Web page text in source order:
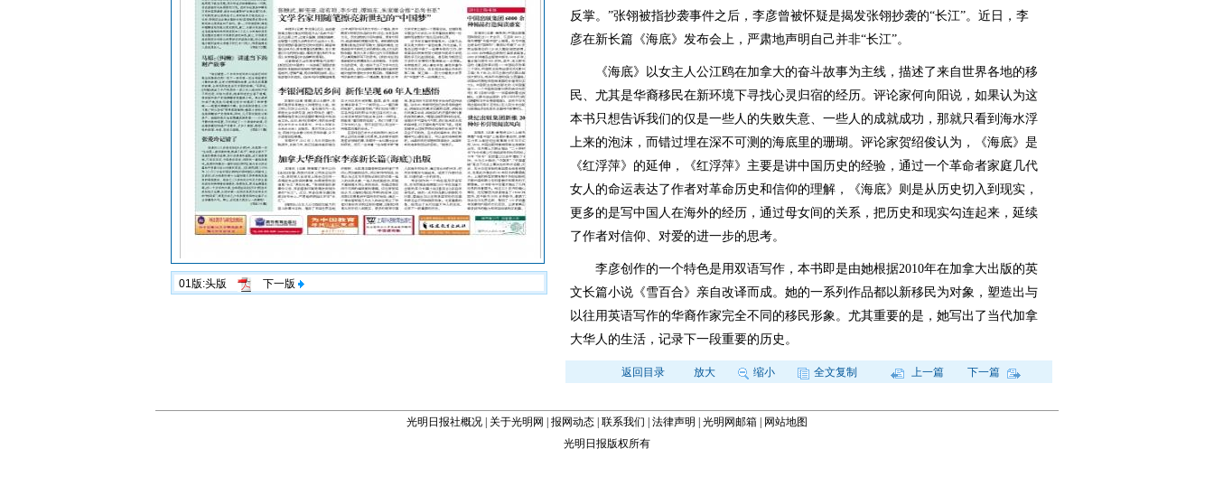
01版:头版 下一版
反掌。”张翎被指抄袭事件之后，李彦曾被怀疑是揭发张翎抄袭的“长江”。近日，李
彦在新长篇《海底》发布会上，严肃地声明自己并非“长江”。
《海底》以女主人公江鸥在加拿大的奋斗故事为主线，描述了来自世界各地的移
民、尤其是华裔移民在新环境下寻找心灵归宿的经历。评论家何向阳说，如果认为这
本书只想告诉我们的仅是一些人的失败失意、一些人的成就成功，那就只看到海水浮
上来的泡沫，而错过埋在深不可测的海底里的珊瑚。评论家贺绍俊认为，《海底》是
《红浮萍》的延伸，《红浮萍》主要是讲中国历史的经验，通过一个革命者家庭几代
女人的命运表达了作者对革命历史和信仰的理解，《海底》则是从历史切入到现实，
更多的是写中国人在海外的经历，通过母女间的关系，把历史和现实勾连起来，延续
了作者对信仰、对爱的进一步的思考。
李彦创作的一个特色是用双语写作，本书即是由她根据2010年在加拿大出版的英
文长篇小说《雪百合》亲自改译而成。她的一系列作品都以新移民为对象，塑造出与
以往用英语写作的华裔作家完全不同的移民形象。尤其重要的是，她写出了当代加拿
大华人的生活，记录下一段重要的历史。
返回目录 放大 缩小 全文复制 上一篇 下一篇
光明日报社概况 关于光明网 报网动态 联系我们 法律声明 光明网邮箱
网站地图
光明日报版权所有